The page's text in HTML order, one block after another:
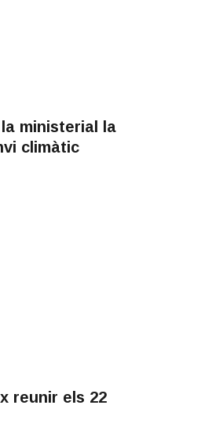
ministerial la
climàtic
reunir els 22